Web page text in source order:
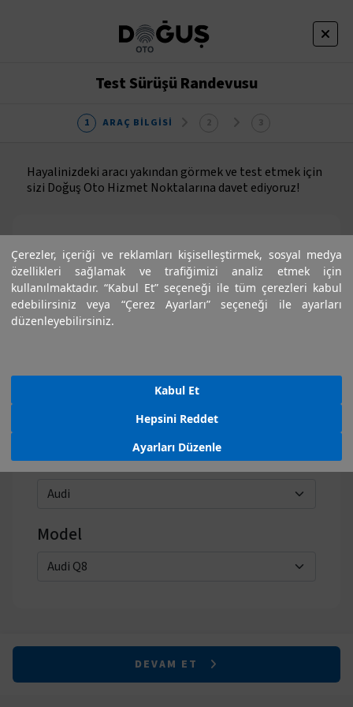
Çerezler, içeriği ve reklamları kişiselleştirmek, sosyal medya
özellikleri sağlamak ve trafiğimizi analiz etmek için
kullanılmaktadır. “Kabul Et” seçeneği ile tüm çerezleri kabul
edebilirsiniz veya “Çerez Ayarları” seçeneği ile ayarları
düzenleyebilirsiniz.
Ayarları Düzenle
Hepsini Reddet
Kabul Et
Test Sürüşü Randevusu
ARAÇ BILGISI
Hayalinizdeki aracı yakından görmek ve test etmek için
sizi Doğuş Oto Hizmet Noktalarına davet ediyoruz!
Marka
Model
DEVAM ET